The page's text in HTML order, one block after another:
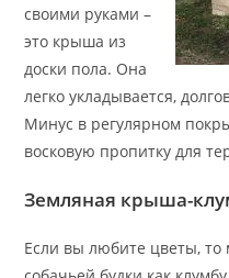
своими руками –
это крыша из
доски пола. Она
легко укладывается,
Минус в регулярном
восковую пропитку для
Земляная крыша-
Если вы любите цветы,